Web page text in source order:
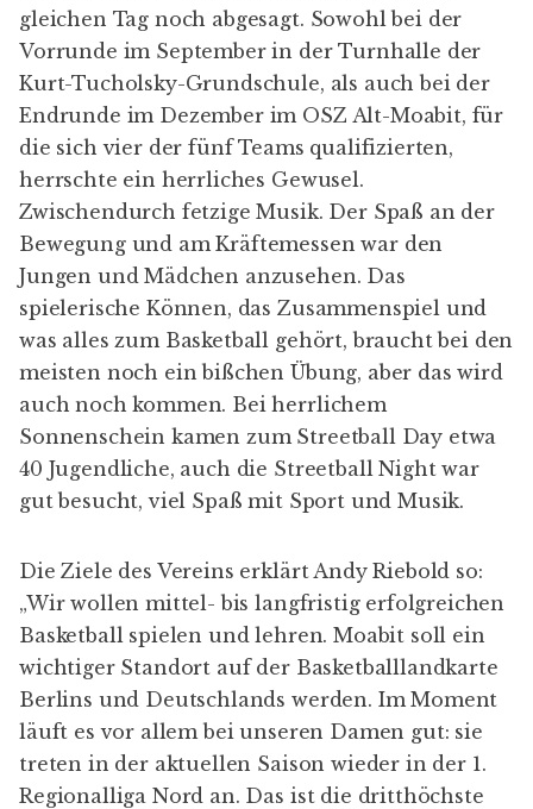
gleichen Tag noch abgesagt. Sowohl bei der
Vorrunde im September in der Turnhalle der
Kurt-Tucholsky-Grundschule, als auch bei der
Endrunde im Dezember im OSZ Alt-Moabit, für
die sich vier der fünf Teams qualifizierten,
herrschte ein herrliches Gewusel.
Zwischendurch fetzige Musik. Der Spaß an der
Bewegung und am Kräftemessen war den
Jungen und Mädchen anzusehen. Das
spielerische Können, das Zusammenspiel und
was alles zum Basketball gehört, braucht bei den
meisten noch ein bißchen Übung, aber das wird
auch noch kommen. Bei herrlichem
Sonnenschein kamen zum Streetball Day etwa
40 Jugendliche, auch die Streetball Night war
gut besucht, viel Spaß mit Sport und Musik.
Die Ziele des Vereins erklärt Andy Riebold so:
„Wir wollen mittel- bis langfristig erfolgreichen
Basketball spielen und lehren. Moabit soll ein
wichtiger Standort auf der Basketballlandkarte
Berlins und Deutschlands werden. Im Moment
läuft es vor allem bei unseren Damen gut: sie
treten in der aktuellen Saison wieder in der 1.
Regionalliga Nord an. Das ist die dritthöchste